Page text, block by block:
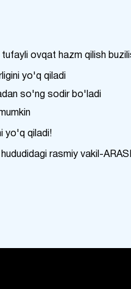
ovqat hazm qilish
yo'q qiladi
so'ng sodir bo'ladi
yo'q qiladi!
rasmiy vakil-